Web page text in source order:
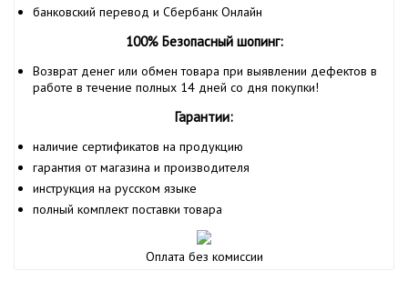
банковский перевод и Сбербанк Онлайн
100% Безопасный шопинг:
Возврат денег или обмен товара при выявлении дефектов в
работе в течение полных 14 дней со дня покупки!
Гарантии:
наличие сертификатов на продукцию
гарантия от магазина и производителя
инструкция на русском языке
полный комплект поставки товара
Оплата без комиссии